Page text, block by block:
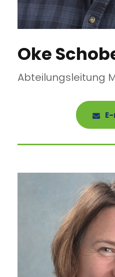
Oke
Abteilungsleitung